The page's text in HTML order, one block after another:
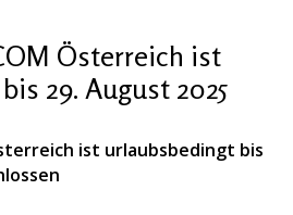
Österreich ist
29. August 2025
ist urlaubsbedingt bis